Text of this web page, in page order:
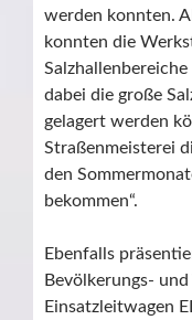
werden konnten.
konnten die
dabei die große
gelagert werden
Straßenmeisterei
den
bekommen“.
Ebenfalls
Bevölkerungs-
Einsatzleitwagen